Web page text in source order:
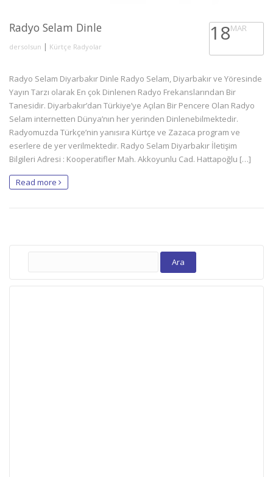
Radyo Selam Dinle
dersolsun | Kürtçe Radyolar
18MAR
Radyo Selam Diyarbakır Dinle Radyo Selam, Diyarbakır ve Yöresinde
Yayın Tarzı olarak En çok Dinlenen Radyo Frekanslarından Bir
Tanesidir. Diyarbakır’dan Türkiye’ye Açılan Bir Pencere Olan Radyo
Selam internetten Dünya’nın her yerinden Dinlenebilmektedir.
Radyomuzda Türkçe’nin yanısıra Kürtçe ve Zazaca program ve
eserlere de yer verilmektedir. Radyo Selam Diyarbakır İletişim
Bilgileri Adresi : Kooperatifler Mah. Akkoyunlu Cad. Hattapoğlu […]
Read more
Arama: